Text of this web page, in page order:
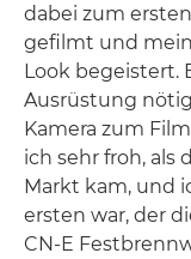
dabei zum
gefilmt und
Look begeistert.
Ausrüstung
Kamera zum
ich sehr froh, als
Markt kam, und
ersten war, der
CN-E